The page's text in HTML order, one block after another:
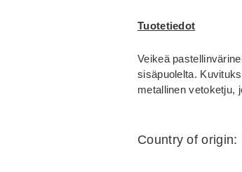
Tuotetiedot
Veikeä
sisäpuolelta.
metallinen vetoketju,
Country of origin: